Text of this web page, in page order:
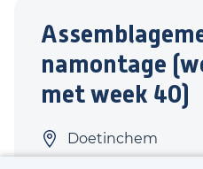
namontage
met week 40)
Doetinchem